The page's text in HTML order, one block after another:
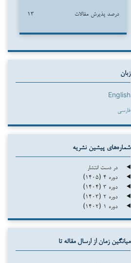
درصد پذیرش مقالات ۱۳
زبان
English
فارسی
شماره‌های پیشین نشریه
در دست انتشار
دوره ۴ (۱۴۰۵)
دوره ۳ (۱۴۰۴)
دوره ۲ (۱۴۰۳)
دوره ۱ (۱۴۰۲)
میانگین زمان از ارسال مقاله تا